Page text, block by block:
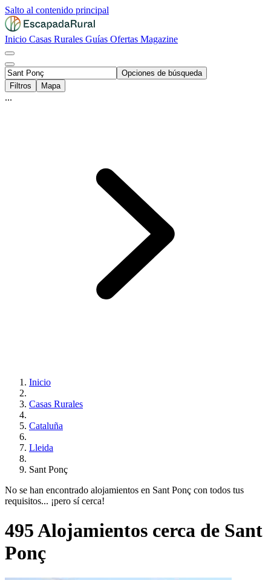
Salto al contenido principal
Inicio Casas Rurales Guías Ofertas Magazine
Opciones de búsqueda
Filtros
Mapa
...
Inicio
Casas Rurales
Cataluña
Lleida
Sant Ponç
No se han encontrado alojamientos en Sant Ponç con todos tus
requisitos... ¡pero sí cerca!
495 Alojamientos cerca de Sant
Ponç